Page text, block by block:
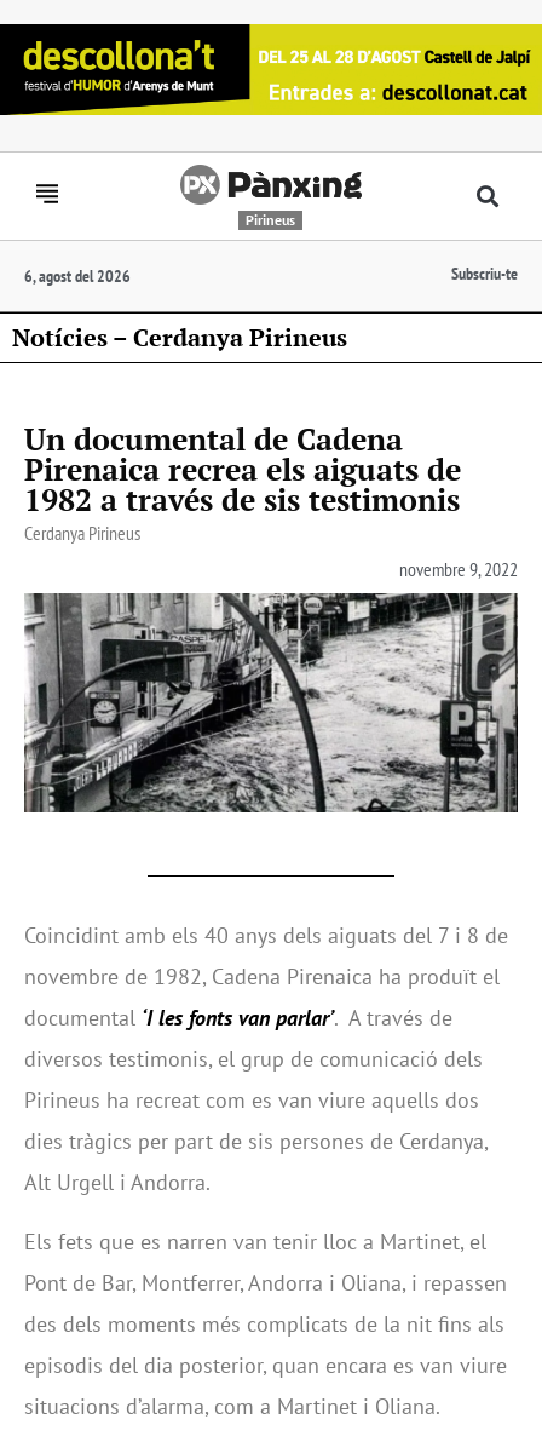
Pirineus
6, agost del 2026 Subscriu-te
Notícies – Cerdanya Pirineus
Un documental de Cadena
Pirenaica recrea els aiguats de
1982 a través de sis testimonis
Cerdanya Pirineus
novembre 9, 2022
Coincidint amb els 40 anys dels aiguats del 7 i 8 de
novembre de 1982, Cadena Pirenaica ha produït el
documental ‘I les fonts van parlar’. A través de
diversos testimonis, el grup de comunicació dels
Pirineus ha recreat com es van viure aquells dos
dies tràgics per part de sis persones de Cerdanya,
Alt Urgell i Andorra.
Els fets que es narren van tenir lloc a Martinet, el
Pont de Bar, Montferrer, Andorra i Oliana, i repassen
des dels moments més complicats de la nit fins als
episodis del dia posterior, quan encara es van viure
situacions d’alarma, com a Martinet i Oliana.